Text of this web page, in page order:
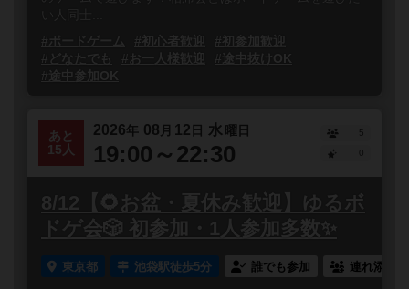
い人同士...
#ボードゲーム
#初心者歓迎
#初参加歓迎
#どなたでも
#お一人様歓迎
#途中抜けOK
#途中参加OK
あと
15人
2026年 08 月 12 日 水 曜日
19:00～22:30
5
8/12【🌻お盆・夏休み歓迎】ゆるボ
ドゲ会🎲 初参加・1人参加多数✨
東京都 池袋駅徒歩5分 誰でも参加 連れ添い